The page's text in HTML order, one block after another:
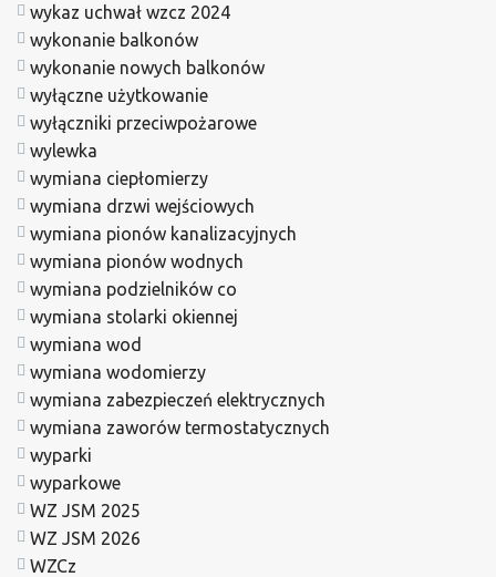
wykaz uchwał wzcz 2024
wykonanie balkonów
wykonanie nowych balkonów
wyłączne użytkowanie
wyłączniki przeciwpożarowe
wylewka
wymiana ciepłomierzy
wymiana drzwi wejściowych
wymiana pionów kanalizacyjnych
wymiana pionów wodnych
wymiana podzielników co
wymiana stolarki okiennej
wymiana wod
wymiana wodomierzy
wymiana zabezpieczeń elektrycznych
wymiana zaworów termostatycznych
wyparki
wyparkowe
WZ JSM 2025
WZ JSM 2026
WZCz